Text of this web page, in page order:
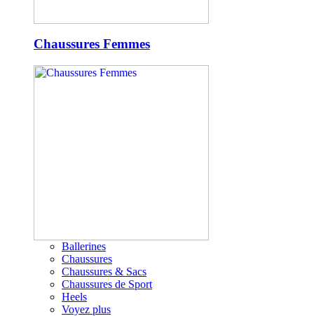
Chaussures Femmes
Ballerines
Chaussures
Chaussures & Sacs
Chaussures de Sport
Heels
Voyez plus